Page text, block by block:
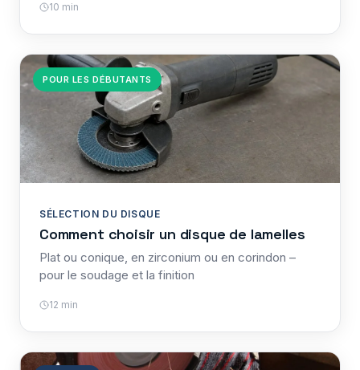
10 min
POUR LES DÉBUTANTS
SÉLECTION DU DISQUE
Comment choisir un disque de lamelles
Plat ou conique, en zirconium ou en corindon –
pour le soudage et la finition
12 min